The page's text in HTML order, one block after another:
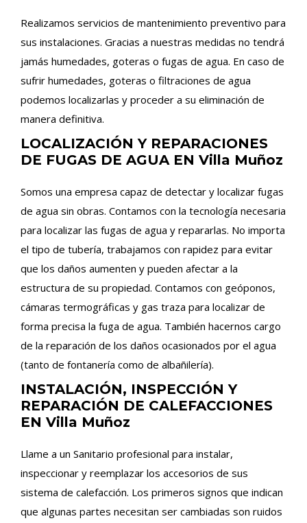
Realizamos servicios de mantenimiento preventivo para
sus instalaciones. Gracias a nuestras medidas no tendrá
jamás humedades, goteras o fugas de agua. En caso de
sufrir humedades, goteras o filtraciones de agua
podemos localizarlas y proceder a su eliminación de
manera definitiva.
LOCALIZACIÓN Y REPARACIONES
DE FUGAS DE AGUA EN Villa Muñoz
Somos una empresa capaz de detectar y localizar fugas
de agua sin obras. Contamos con la tecnología necesaria
para localizar las fugas de agua y repararlas. No importa
el tipo de tubería, trabajamos con rapidez para evitar
que los daños aumenten y pueden afectar a la
estructura de su propiedad. Contamos con geóponos,
cámaras termográficas y gas traza para localizar de
forma precisa la fuga de agua. También hacernos cargo
de la reparación de los daños ocasionados por el agua
(tanto de fontanería como de albañilería).
INSTALACIÓN, INSPECCIÓN Y
REPARACIÓN DE CALEFACCIONES
EN Villa Muñoz
Llame a un Sanitario profesional para instalar,
inspeccionar y reemplazar los accesorios de sus
sistema de calefacción. Los primeros signos que indican
que algunas partes necesitan ser cambiadas son ruidos